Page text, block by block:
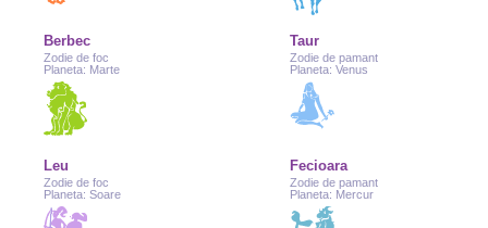
Berbec
Zodie de foc
Planeta: Marte
Taur
Zodie de pamant
Planeta: Venus
Leu
Zodie de foc
Planeta: Soare
Fecioara
Zodie de pamant
Planeta: Mercur